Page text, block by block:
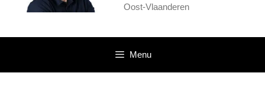
Oost-Vlaanderen
Menu